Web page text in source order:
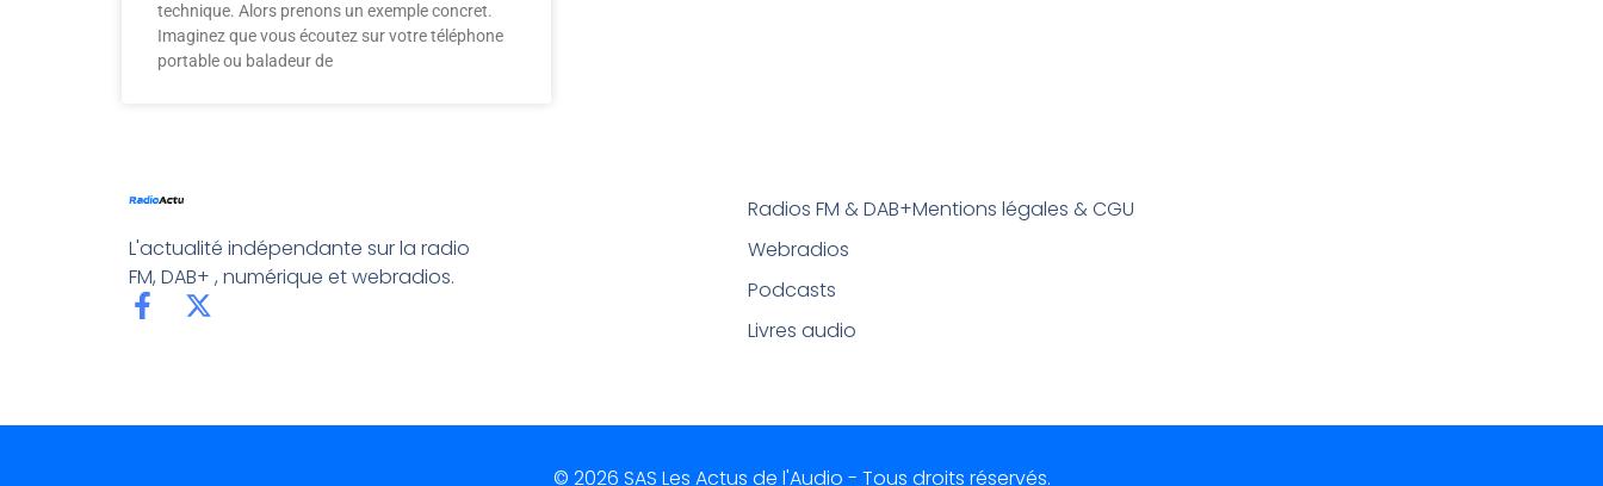
technique. Alors prenons un exemple concret.
Imaginez que vous écoutez sur votre téléphone
portable ou baladeur de
L'actualité indépendante sur la radio
FM, DAB+ , numérique et webradios.
Radios FM & DAB+
Webradios
Podcasts
Livres audio
Mentions légales & CGU
© 2026 SAS Les Actus de l'Audio - Tous droits réservés.